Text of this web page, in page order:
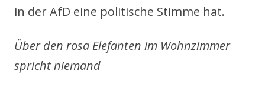
in der AfD eine politische Stimme hat.
Über den rosa Elefanten im Wohnzimmer
spricht niemand